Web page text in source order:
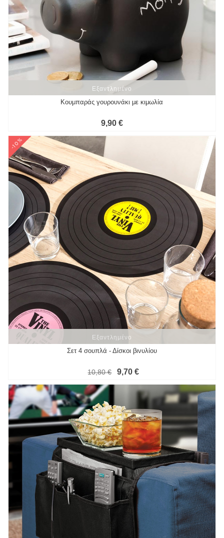
Εξαντλημένο
Εξαντλημένο
Κουμπαράς γουρουνάκι με κιμωλία
9,90 €
-10%
Εξαντλημένο
Εξαντλημένο
Σετ 4 σουπλά - Δίσκοι βινυλίου
10,80 € 9,70 €